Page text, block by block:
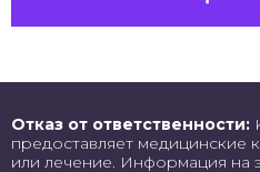
Отказ от ответственности:
предоставляет медицинские
или лечение. Информация на